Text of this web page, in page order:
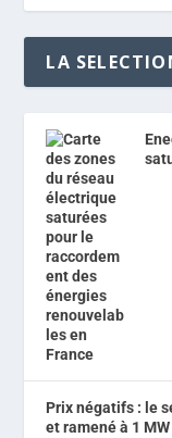
LA
Prix négatifs : le
et ramené à 1 MW